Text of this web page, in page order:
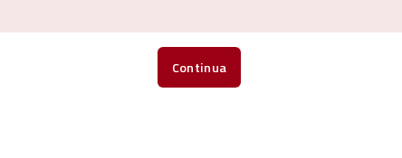
Continua